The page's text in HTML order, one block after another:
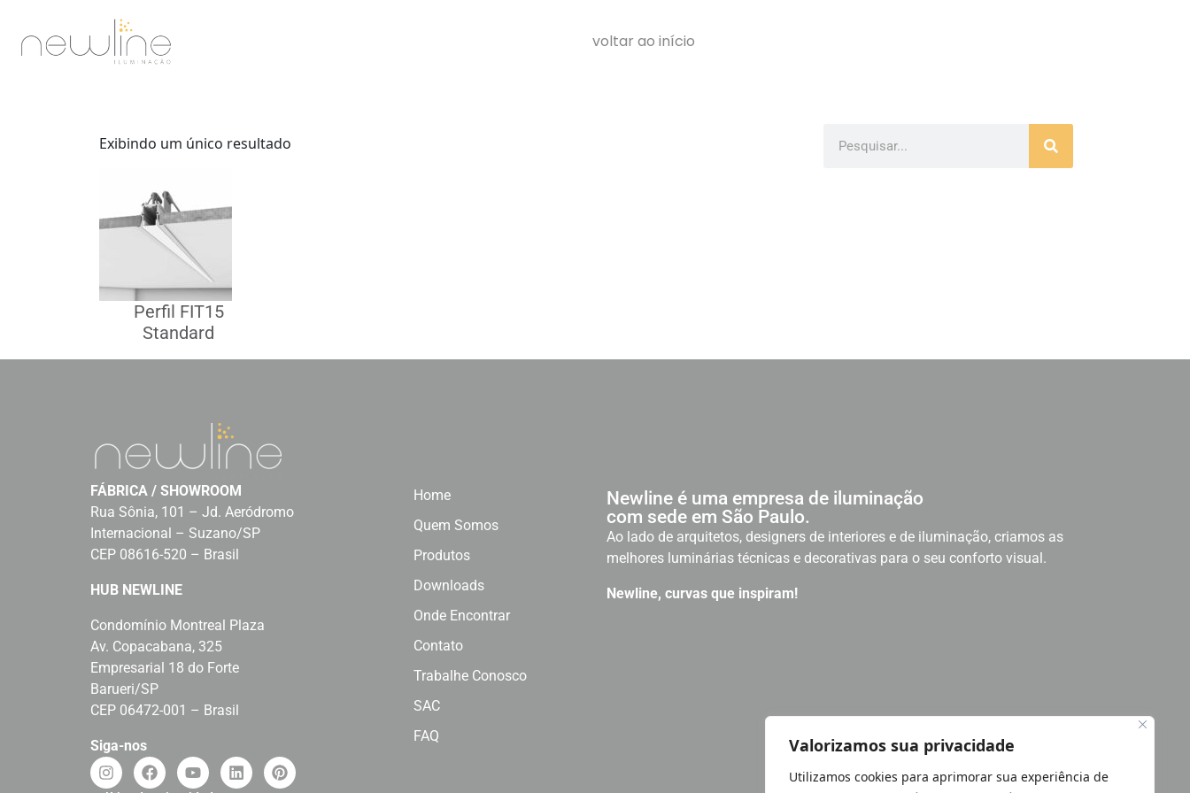
Valorizamos sua privacidade
Utilizamos cookies para aprimorar sua experiência de
voltar ao início
Exibindo um único resultado
Perfil FIT15
Standard
FÁBRICA / SHOWROOM
Rua Sônia, 101 – Jd. Aeródromo
Internacional – Suzano/SP
CEP 08616-520 – Brasil
HUB NEWLINE
Condomínio Montreal Plaza
Av. Copacabana, 325
Empresarial 18 do Forte
Barueri/SP
CEP 06472-001 – Brasil
Siga-nos
Home
Quem Somos
Produtos
Downloads
Onde Encontrar
Contato
Trabalhe Conosco
SAC
FAQ
Newline é uma empresa de iluminação
com sede em São Paulo.
Ao lado de arquitetos, designers de interiores e de iluminação, criamos as
melhores luminárias técnicas e decorativas para o seu conforto visual.
Newline, curvas que inspiram!